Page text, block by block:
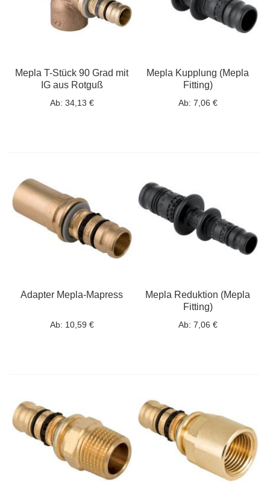
Mepla T-Stück 90 Grad mit
IG aus Rotguß
Ab: 34,13 €
Mepla Kupplung (Mepla
Fitting)
Ab: 7,06 €
Adapter Mepla-Mapress
Ab: 10,59 €
Mepla Reduktion (Mepla
Fitting)
Ab: 7,06 €